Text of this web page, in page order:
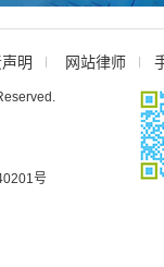
明 网站律师
号